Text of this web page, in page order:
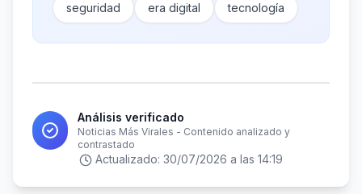
seguridad era digital tecnología
Análisis verificado
Noticias Más Virales - Contenido analizado y
contrastado
Actualizado: 30/07/2026 a las 14:19